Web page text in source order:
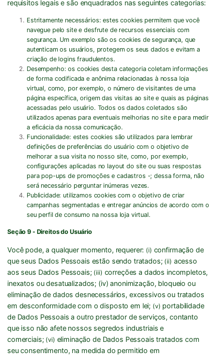
requisitos legais e são enquadrados nas seguintes categorias:
Estritamente necessários: estes cookies permitem que você
navegue pelo site e desfrute de recursos essenciais com
segurança. Um exemplo são os cookies de segurança, que
autenticam os usuários, protegem os seus dados e evitam a
criação de logins fraudulentos.
Desempenho: os cookies desta categoria coletam informações
de forma codificada e anônima relacionadas à nossa loja
virtual, como, por exemplo, o número de visitantes de uma
página específica, origem das visitas ao site e quais as páginas
acessadas pelo usuário. Todos os dados coletados são
utilizados apenas para eventuais melhorias no site e para medir
a eficácia da nossa comunicação.
Funcionalidade: estes cookies são utilizados para lembrar
definições de preferências do usuário com o objetivo de
melhorar a sua visita no nosso site, como, por exemplo,
configurações aplicadas no layout do site ou suas respostas
para pop-ups de promoções e cadastros -; dessa forma, não
será necessário perguntar inúmeras vezes.
Publicidade: utilizamos cookies com o objetivo de criar
campanhas segmentadas e entregar anúncios de acordo com o
seu perfil de consumo na nossa loja virtual.
Seção 9 - Direitos do Usuário
Você pode, a qualquer momento, requerer: (i) confirmação de
que seus Dados Pessoais estão sendo tratados; (ii) acesso
aos seus Dados Pessoais; (iii) correções a dados incompletos,
inexatos ou desatualizados; (iv) anonimização, bloqueio ou
eliminação de dados desnecessários, excessivos ou tratados
em desconformidade com o disposto em lei; (v) portabilidade
de Dados Pessoais a outro prestador de serviços, contanto
que isso não afete nossos segredos industriais e
comerciais; (vi) eliminação de Dados Pessoais tratados com
seu consentimento, na medida do permitido em